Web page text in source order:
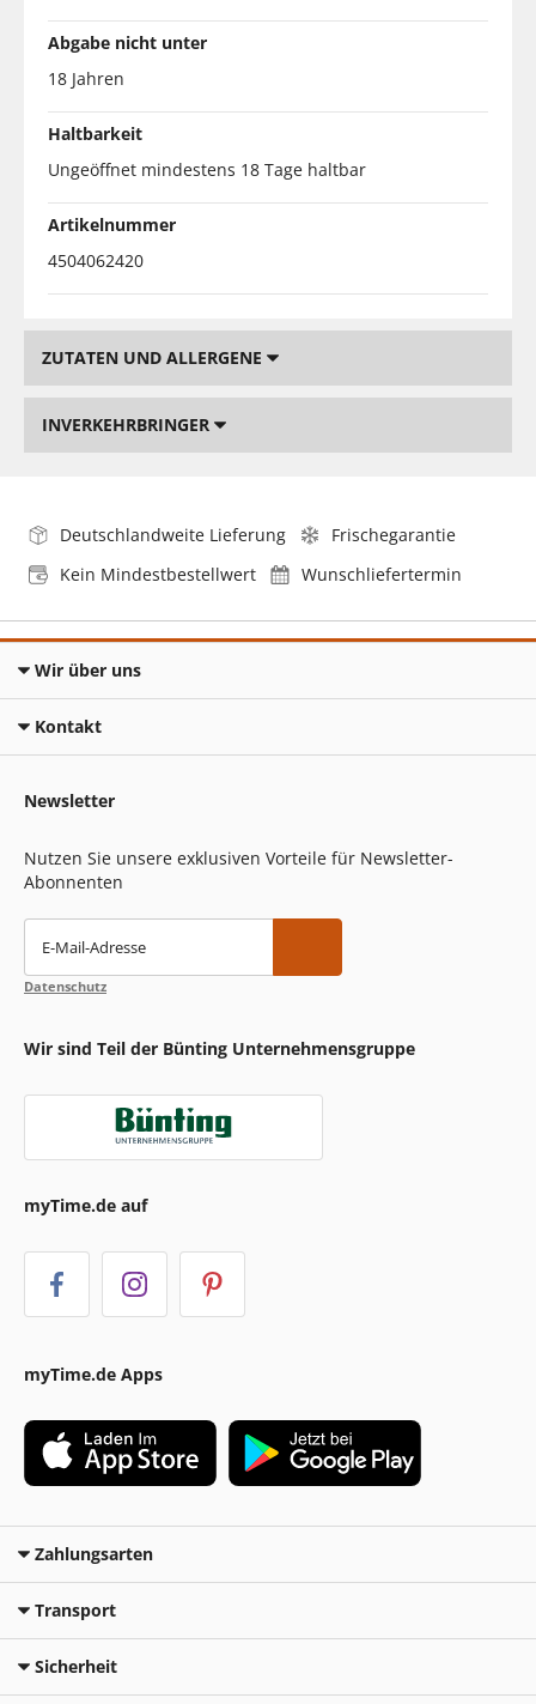
Abgabe nicht unter
18 Jahren
Haltbarkeit
Ungeöffnet mindestens 18 Tage haltbar
Artikelnummer
4504062420
ZUTATEN UND ALLERGENE
INVERKEHRBRINGER
Deutschlandweite Lieferung
Frischegarantie
Kein Mindestbestellwert
Wunschliefertermin
Wir über uns
Kontakt
Newsletter
Nutzen Sie unsere exklusiven Vorteile für Newsletter-
Abonnenten
E-Mail-Adresse
Datenschutz
Wir sind Teil der Bünting Unternehmensgruppe
myTime.de auf
myTime.de Apps
Zahlungsarten
Transport
Sicherheit